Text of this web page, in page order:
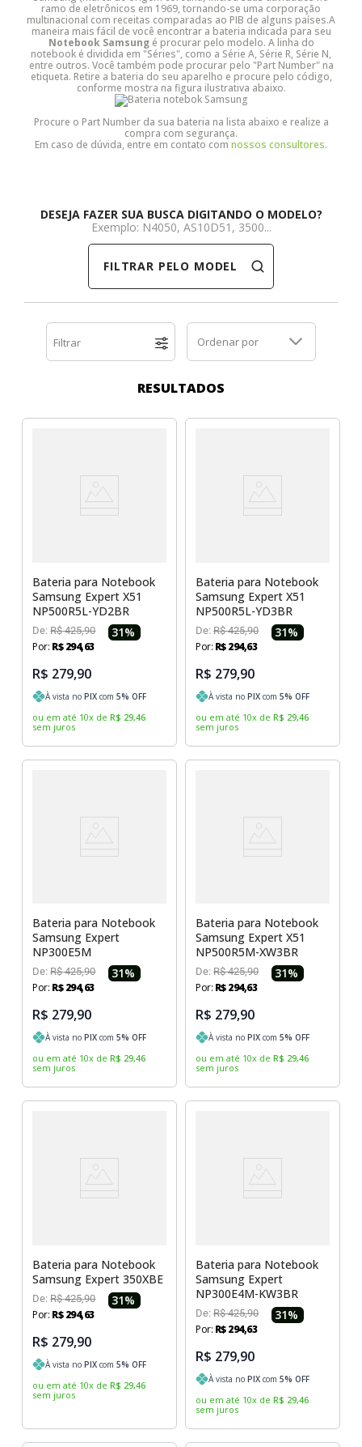
Dell
Lenovo
Samsung
HP
Itautec
Semp Toshiba
Positivo
Samsung
Part Number
Samsung
Sony Vaio
Samsung
DDR3
SSD M.2 SATA
SSD M.2 NVME
Cooler Interno
Dobradiça Notebook
Memória DDR3
SSD M.2 NVME
ramo de eletrônicos em 1969, tornando-se uma corporação
multinacional com receitas comparadas ao PIB de alguns países.A
maneira mais fácil de você encontrar a bateria indicada para seu
Notebook Samsungé procurar pelo modelo. A linha do
notebook é dividida em "Séries", como a Série A, Série R, Série N,
entre outros. Você também pode procurar pelo "Part Number" na
etiqueta. Retire a bateria do seu aparelho e procure pelo código,
conforme mostra na figura ilustrativa abaixo.
Procure o Part Number da sua bateria na lista abaixo e realize a
compra com segurança.
Em caso de dúvida, entre em contato com nossos consultores.
DESEJA FAZER SUA BUSCA DIGITANDO O MODELO?
Exemplo: N4050, AS10D51, 3500...
FILTRAR PELO MODELO
Filtrar Ordenar por
RESULTADOS
Bateria para Notebook
Samsung Expert X51
NP500R5L-YD2BR
De:R$ 425,90 31%
Por: R$ 294,63
R$ 279,90
À vista noPIX com5% OFF
ou em até 10x de R$ 29,46
sem juros
Bateria para Notebook
Samsung Expert X51
NP500R5L-YD3BR
De: R$ 425,90 31%
Por: R$294,63
R$ 279,90
À vista no PIX com 5% OFF
ou em até 10x de R$ 29,46
sem juros
Bateria para Notebook
Samsung Expert
NP300E5M
De:R$ 425,90 31%
Por: R$ 294,63
R$ 279,90
À vista noPIX com5% OFF
ou em até 10x de R$ 29,46
sem juros
Bateria para Notebook
Samsung Expert X51
NP500R5M-XW3BR
De: R$ 425,90 31%
Por: R$294,63
R$ 279,90
À vista no PIX com 5% OFF
ou em até 10x de R$ 29,46
sem juros
Bateria para Notebook
Samsung Expert 350XBE
De:R$ 425,90 31%
Por: R$ 294,63
R$ 279,90
À vista noPIX com5% OFF
ou em até 10x de R$ 29,46
sem juros
Bateria para Notebook
Samsung Expert
NP300E4M-KW3BR
De: R$ 425,90 31%
Por: R$294,63
R$ 279,90
À vista no PIX com 5% OFF
ou em até 10x de R$ 29,46
sem juros